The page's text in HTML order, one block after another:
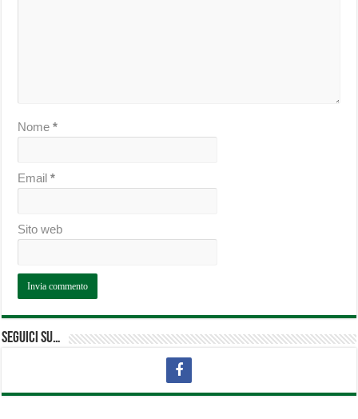
Nome*
Email*
Sito web
Seguici su…